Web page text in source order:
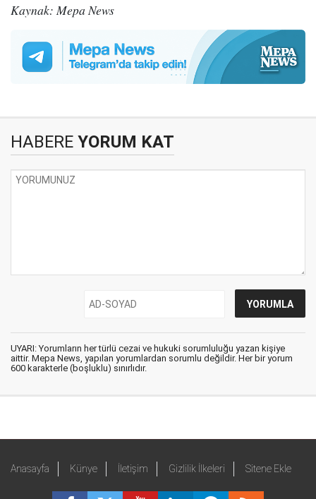
Kaynak: Mepa News
HABERE YORUM KAT
UYARI: Yorumların her türlü cezai ve hukuki sorumluluğu yazan kişiye
aittir. Mepa News, yapılan yorumlardan sorumlu değildir. Her bir yorum
600 karakterle (boşluklu) sınırlıdır.
Anasayfa Künye İletişim Gizlilik İlkeleri Sitene Ekle